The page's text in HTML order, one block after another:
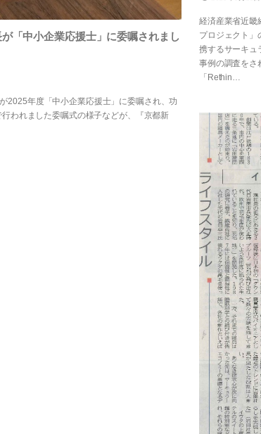
「中小企業応援士」に委嘱されまし
2025年度「中小企業応援士」に委嘱され、功
われました委嘱式の様子などが、『京都新
経済産業省近畿
プロジェクト」
携するサーキュ
事例の調査をさ
「Rethin…